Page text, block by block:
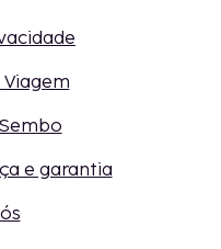
e garantia